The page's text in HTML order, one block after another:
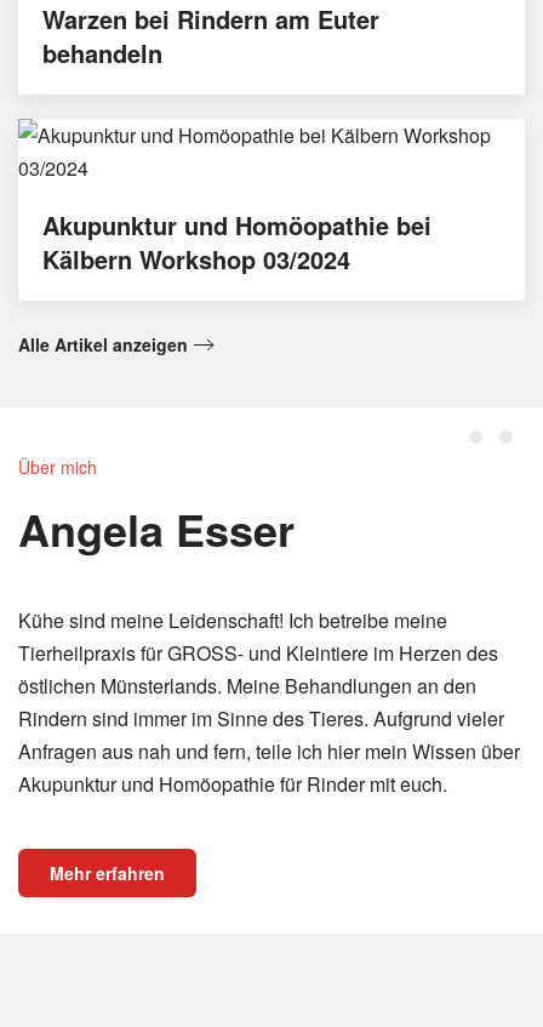
Warzen bei Rindern am Euter
behandeln
Akupunktur und Homöopathie bei
Kälbern Workshop 03/2024
Alle Artikel anzeigen
Über mich
Angela Esser
Kühe sind meine Leidenschaft! Ich betreibe meine
Tierheilpraxis für GROSS- und Kleintiere im Herzen des
östlichen Münsterlands. Meine Behandlungen an den
Rindern sind immer im Sinne des Tieres. Aufgrund vieler
Anfragen aus nah und fern, teile ich hier mein Wissen über
Akupunktur und Homöopathie für Rinder mit euch.
Mehr erfahren